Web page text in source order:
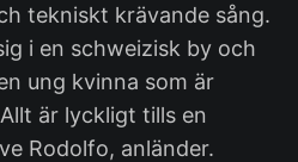
tekniskt krävande sång.
i en schweizisk by och
ung kvinna som är
är lyckligt tills en
Rodolfo, anländer.